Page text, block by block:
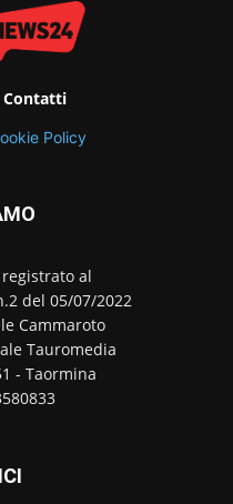
Contatti
Policy
al
del 05/07/2022
Cammaroto
Tauromedia
- Taormina